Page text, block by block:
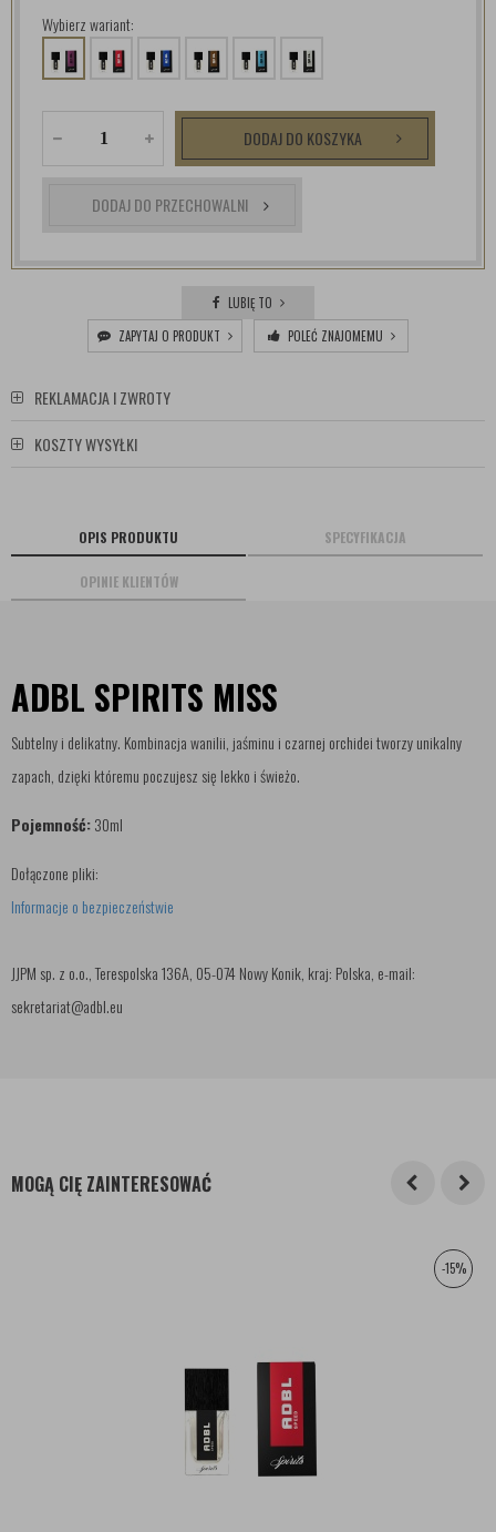
Wybierz wariant:
DODAJ DO KOSZYKA
DODAJ DO PRZECHOWALNI
LUBIĘ TO
ZAPYTAJ O PRODUKT
POLEĆ ZNAJOMEMU
REKLAMACJA I ZWROTY
KOSZTY WYSYŁKI
OPIS PRODUKTU SPECYFIKACJA
OPINIE KLIENTÓW
ADBL SPIRITS MISS
Subtelny i delikatny. Kombinacja wanilii, jaśminu i czarnej orchidei tworzy unikalny
zapach, dzięki któremu poczujesz się lekko i świeżo.
Pojemność:30ml
Dołączone pliki:
Informacje o bezpieczeństwie
JJPM sp. z o.o., Terespolska 136A, 05-074 Nowy Konik, kraj: Polska, e-mail:
sekretariat@adbl.eu
MOGĄ CIĘ ZAINTERESOWAĆ
-15%